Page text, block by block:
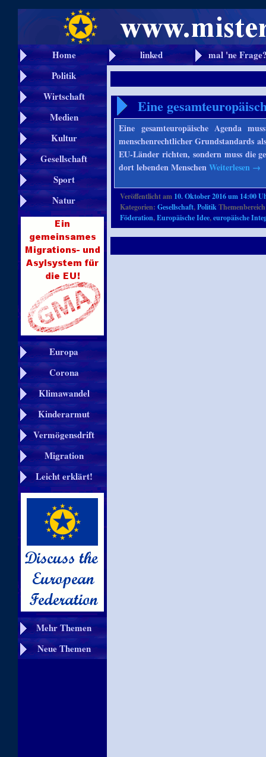
Home linked
mal 'ne
Politik
Wirtschaft
Medien
Kultur
Gesellschaft
Sport
Natur
Europa
Corona
Klimawandel
Kinderarmut
Vermögensdrift
Migration
Leicht erklärt!
Mehr Themen
Neue Themen
Eine
Eine gesamteuropäische Agenda
menschenrechtlicher Grundstandards
EU-Länder richten, sondern muss die
dort lebenden MenschenWeiterlesen →
Veröffentlicht am 10. Oktober 2016 um 14:00
Kategorien:Gesellschaft,Politik
Föderation,Europäische Idee,europäische